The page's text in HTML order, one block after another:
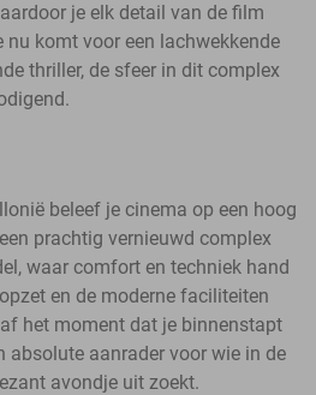
je elk detail van de film
nu komt voor een lachwekkende
thriller, de sfeer in dit complex
beleef je cinema op een hoog
prachtig vernieuwd complex
waar comfort en techniek hand
en de moderne faciliteiten
het moment dat je binnenstapt
absolute aanrader voor wie in de
avondje uit zoekt.